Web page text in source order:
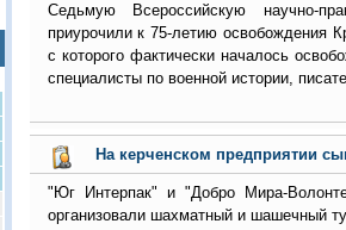
Седьмую Всероссийскую научно-
приурочили к 75-летию освобождения
с которого фактически началось
специалисты по военной истории,
На керченском предприятии
"Юг Интерпак" и "Добро Мира-
организовали шахматный и шашечный